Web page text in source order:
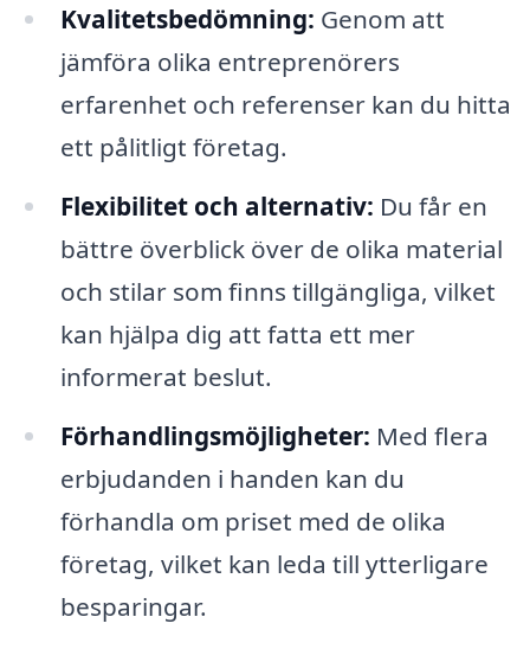
Kvalitetsbedömning: Genom att
jämföra olika entreprenörers
erfarenhet och referenser kan du hitta
ett pålitligt företag.
Flexibilitet och alternativ: Du får en
bättre överblick över de olika material
och stilar som finns tillgängliga, vilket
kan hjälpa dig att fatta ett mer
informerat beslut.
Förhandlingsmöjligheter: Med flera
erbjudanden i handen kan du
förhandla om priset med de olika
företag, vilket kan leda till ytterligare
besparingar.